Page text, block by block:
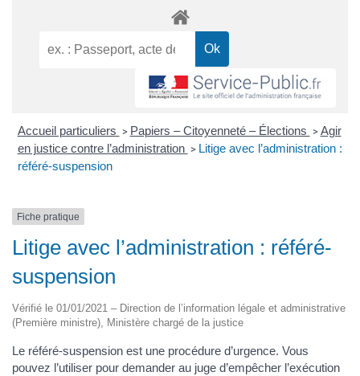
Accueil particuliers > Papiers – Citoyenneté – Élections > Agir
en justice contre l’administration > Litige avec l’administration :
référé-suspension
Fiche pratique
Litige avec l’administration : référé-
suspension
Vérifié le 01/01/2021 – Direction de l’information légale et administrative
(Première ministre), Ministère chargé de la justice
Le référé-suspension est une procédure d’urgence. Vous
pouvez l’utiliser pour demander au juge d’empêcher l’exécution